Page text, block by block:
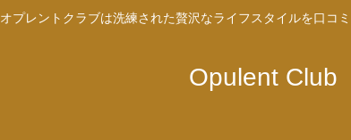
オプレントクラブは洗練された贅沢なライフスタイルを口コ
Opulent Club